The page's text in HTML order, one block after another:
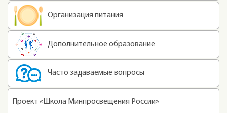
Организация питания
Дополнительное образование
Часто задаваемые вопросы
Проект «Школа Минпросвещения России»